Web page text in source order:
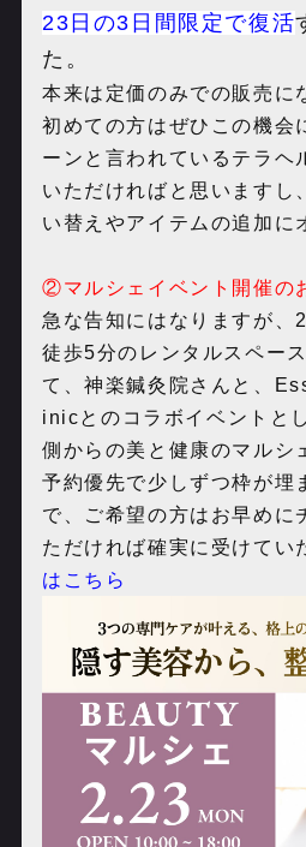
23日の3日間限定で復活
た。
本来は定価のみでの販売に
初めての方はぜひこの機会
ーンと言われているテラヘ
いただければと思いますし
い替えやアイテムの追加に
②マルシェイベント開催の
急な告知にはなりますが、
徒歩5分のレンタルスペー
て、神楽鍼灸院さんと、
inicとのコラボイベントと
側からの美と健康のマルシ
予約優先で少しずつ枠が埋
で、ご希望の方はお早めに
ただければ確実に受けてい
はこちら